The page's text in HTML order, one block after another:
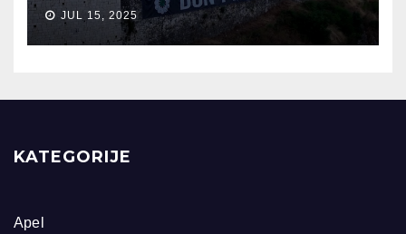
JUL 15, 2025
KATEGORIJE
Apel